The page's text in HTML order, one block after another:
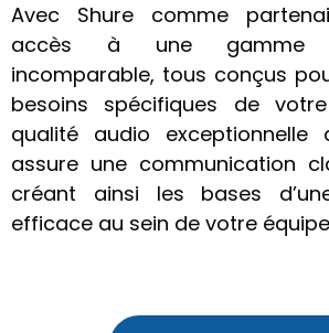
Avec Shure comme
accès à une gamme
incomparable, tous conçus
besoins spécifiques de
qualité audio exceptionnelle
assure une communication
créant ainsi les bases
efficace au sein de votre